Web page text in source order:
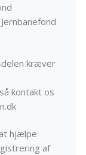
kræver
kontakt os
hjælpe
af